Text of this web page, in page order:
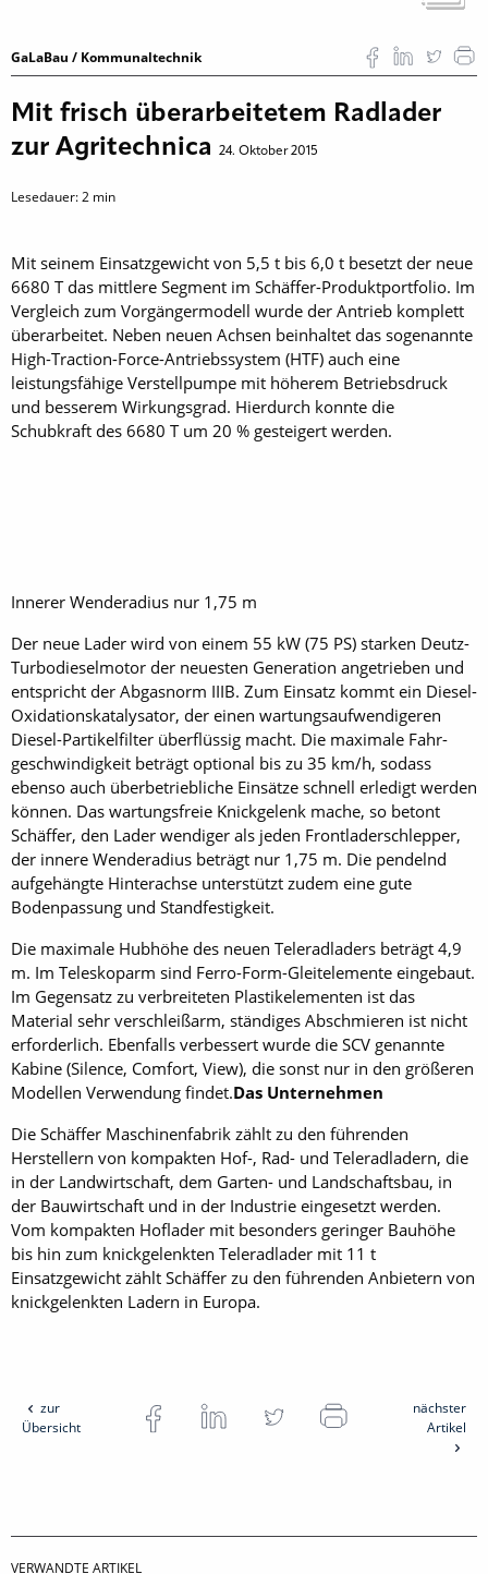
GaLaBau / Kommunaltechnik
Mit frisch überarbeitetem Radlader
zur Agritechnica
24. Oktober 2015
Lesedauer:2 min
Mit seinem Einsatzgewicht von 5,5 t bis 6,0 t besetzt der neue
6680 T das mittlere Segment im Schäffer-Produktportfolio. Im
Vergleich zum Vorgängermodell wurde der Antrieb komplett
überarbeitet. ­Neben neuen Achsen beinhaltet das sogenannte
High-Traction-Force-Antriebssystem (HTF) auch eine
leistungsfähige Verstellpumpe mit höherem Betriebsdruck
und besserem Wirkungsgrad. Hierdurch konnte die
Schubkraft des 6680 T um 20 % gesteigert werden.
Innerer Wenderadius nur 1,75 m
Der neue Lader wird von einem 55 kW (75 PS) starken Deutz-
Turbodieselmotor der neuesten Generation angetrieben und
entspricht der Abgasnorm IIIB. Zum Einsatz kommt ein Diesel-
Oxidationskatalysator, der einen wartungsaufwendigeren
Diesel-Partikelfilter überflüssig macht. Die maximale Fahr­
geschwindigkeit beträgt optional bis zu 35 km/h, sodass
ebenso auch überbetriebliche Einsätze schnell erledigt werden
können. Das wartungsfreie Knickgelenk mache, so betont
Schäffer, den Lader wendiger als jeden Frontladerschlepper,
der innere Wenderadius beträgt nur 1,75 m. Die pendelnd
aufgehängte Hinterachse unterstützt zudem eine gute
Bodenpassung und Standfestigkeit.
Die maximale Hubhöhe des neuen Teleradladers beträgt 4,9
m. Im Teleskoparm sind Ferro-Form-Gleitelemente eingebaut.
Im Gegensatz zu verbreiteten Plastikelementen ist das
Material sehr verschleißarm, ständiges Abschmieren ist nicht
erforderlich. Ebenfalls verbessert wurde die SCV genannte
Kabine (Silence, Comfort, View), die sonst nur in den größeren
Modellen Verwendung findet.Das Unternehmen
Die Schäffer Maschinenfabrik zählt zu den führenden
Herstellern von kompakten Hof-, Rad- und Teleradladern, die
in der Landwirtschaft, dem Garten- und Landschaftsbau, in
der Bauwirtschaft und in der Industrie eingesetzt werden.
Vom kompakten Hoflader mit besonders geringer Bauhöhe
bis hin zum knickgelenkten Teleradlader mit 11 t
Einsatzgewicht zählt Schäffer zu den führenden Anbietern von
knickgelenkten Ladern in Europa.
zur
Übersicht
nächster
Artikel
VERWANDTE ARTIKEL